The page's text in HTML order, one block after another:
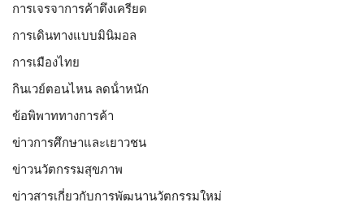
การเจรจาการค้าตึงเครียด
การเดินทางแบบมินิมอล
การเมืองไทย
กินเวย์ตอนไหน ลดน้ําหนัก
ข้อพิพาททางการค้า
ข่าวการศึกษาและเยาวชน
ข่าวนวัตกรรมสุขภาพ
ข่าวสารเกี่ยวกับการพัฒนานวัตกรรมใหม่